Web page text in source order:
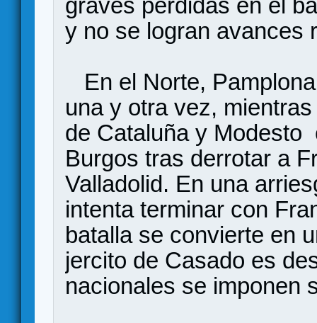
graves perdidas en el
y no se logran avances
En el Norte,
una y otra vez,
de Cataluña y Modesto
Burgos tras derrotar a
Valladolid. En una
intenta terminar con
batalla se convierte en
jercito de Casado es
nacionales se